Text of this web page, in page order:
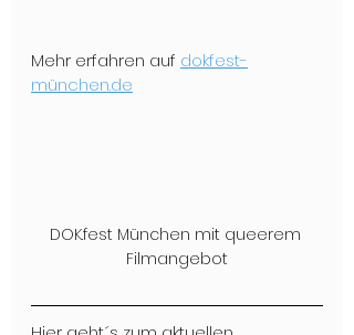
Mehr erfahren auf dokfest-
münchen.de
DOK.fest München mit queerem
Filmangebot